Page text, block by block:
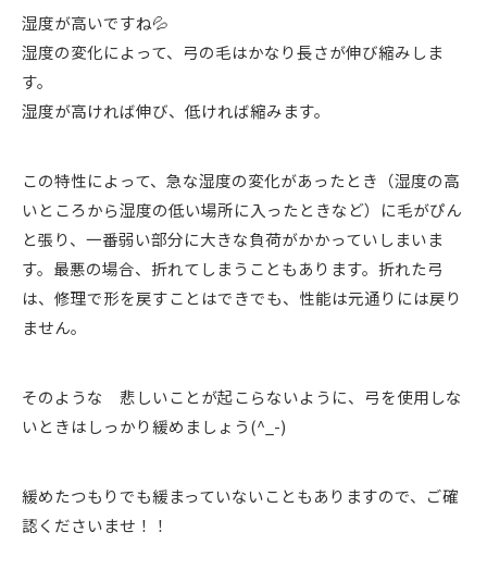
湿度が高いですね💦
湿度の変化によって、弓の毛はかなり長さが伸び縮みしま
す。
湿度が高ければ伸び、低ければ縮みます。
この特性によって、急な湿度の変化があったとき（湿度の高
いところから湿度の低い場所に入ったときなど）に毛がぴん
と張り、一番弱い部分に大きな負荷がかかっていしまいま
す。最悪の場合、折れてしまうこともあります。折れた弓
は、修理で形を戻すことはできでも、性能は元通りには戻り
ません。
そのような 悲しいことが起こらないように、弓を使用しな
いときはしっかり緩めましょう(^_-)
緩めたつもりでも緩まっていないこともありますので、ご確
認くださいませ！！